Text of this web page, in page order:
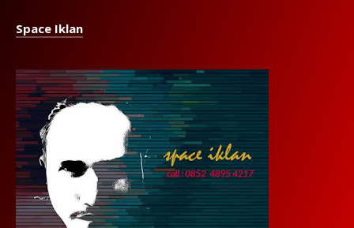
Space Iklan